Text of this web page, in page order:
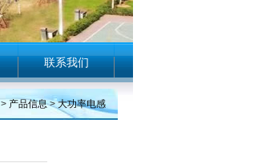
联系我们
> 产品信息>大功率电感